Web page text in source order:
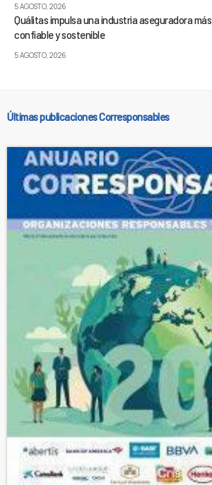
5 AGOSTO, 2026
Quálitas impulsa una industria aseguradora más
confiable y sostenible
5 AGOSTO, 2026
Últimas publicaciones Corresponsables